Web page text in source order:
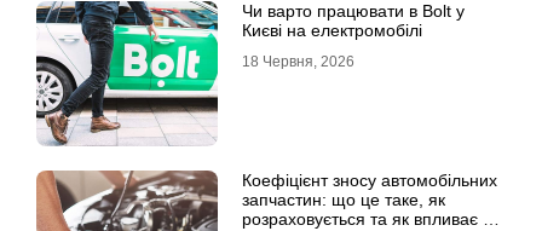
Чи варто працювати в Bolt у
Києві на електромобілі
18 Червня, 2026
Коефіцієнт зносу автомобільних
запчастин: що це таке, як
розраховується та як впливає на